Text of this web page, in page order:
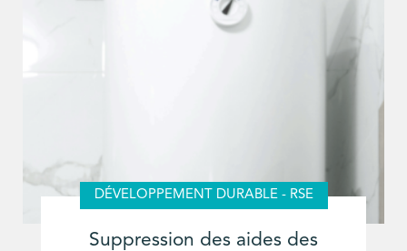
DÉVELOPPEMENT DURABLE - RSE
Suppression des aides des